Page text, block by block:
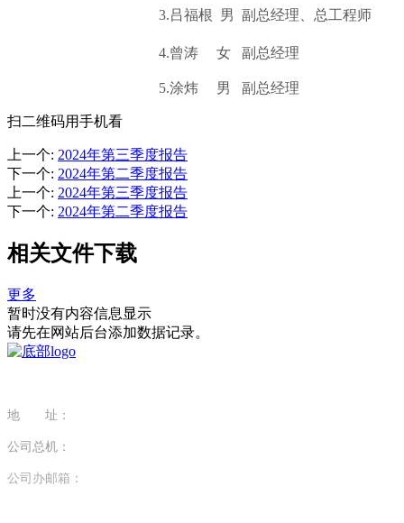
3.吕福根 男 副总经理、总工程师
4.曾涛 女 副总经理
5.涂炜 男 副总经理
扫二维码用手机看
上一个: 2024年第三季度报告
下一个: 2024年第二季度报告
上一个: 2024年第三季度报告
下一个: 2024年第二季度报告
相关文件下载
更多
暂时没有内容信息显示
请先在网站后台添加数据记录。
地 址：
公司总机：
公司办邮箱：